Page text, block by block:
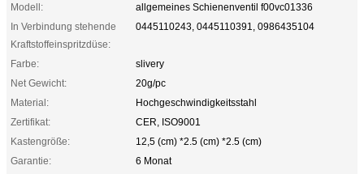
Modell:
allgemeines Schienenventil f00vc01336
In Verbindung stehende
Kraftstoffeinspritzdüse:
0445110243, 0445110391, 0986435104
Farbe:
slivery
Net Gewicht:
20g/pc
Material:
Hochgeschwindigkeitsstahl
Zertifikat:
CER, ISO9001
Kastengröße:
12,5 (cm) *2.5 (cm) *2.5 (cm)
Garantie:
6 Monat